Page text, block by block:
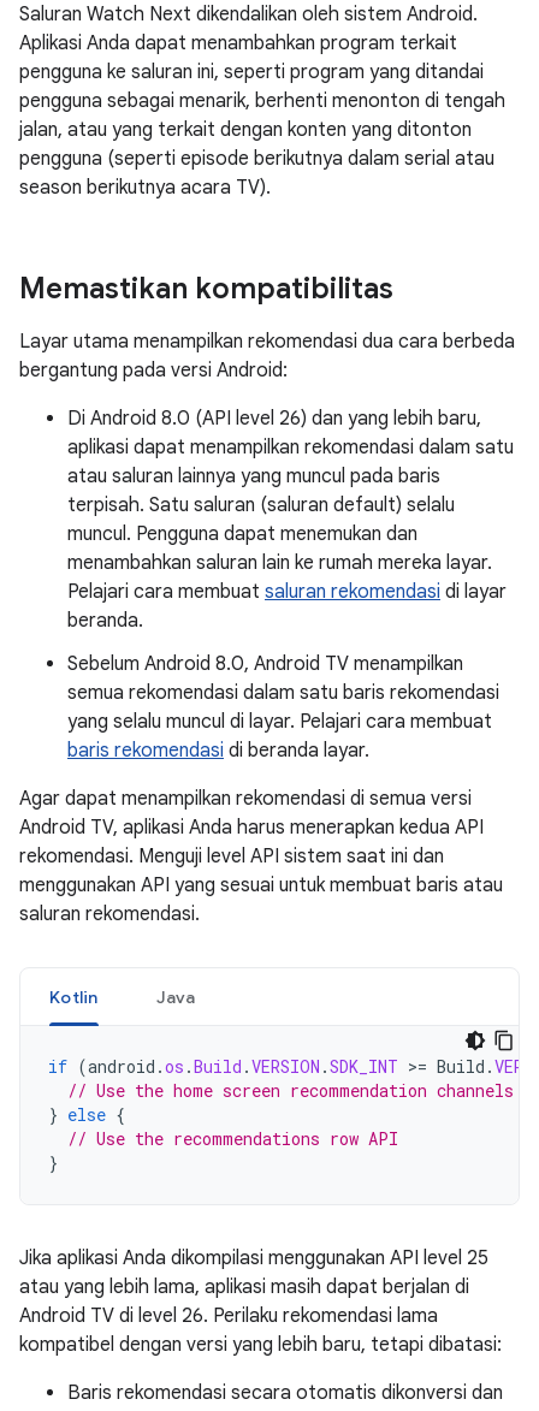
Saluran Watch Next dikendalikan oleh sistem Android.
Aplikasi Anda dapat menambahkan program terkait
pengguna ke saluran ini, seperti program yang ditandai
pengguna sebagai menarik, berhenti menonton di tengah
jalan, atau yang terkait dengan konten yang ditonton
pengguna (seperti episode berikutnya dalam serial atau
season berikutnya acara TV).
Memastikan kompatibilitas
Layar utama menampilkan rekomendasi dua cara berbeda
bergantung pada versi Android:
Di Android 8.0 (API level 26) dan yang lebih baru,
aplikasi dapat menampilkan rekomendasi dalam satu
atau saluran lainnya yang muncul pada baris
terpisah. Satu saluran (saluran default) selalu
muncul. Pengguna dapat menemukan dan
menambahkan saluran lain ke rumah mereka layar.
Pelajari cara membuat saluran rekomendasi di layar
beranda.
Sebelum Android 8.0, Android TV menampilkan
semua rekomendasi dalam satu baris rekomendasi
yang selalu muncul di layar. Pelajari cara membuat
baris rekomendasi di beranda layar.
Agar dapat menampilkan rekomendasi di semua versi
Android TV, aplikasi Anda harus menerapkan kedua API
rekomendasi. Menguji level API sistem saat ini dan
menggunakan API yang sesuai untuk membuat baris atau
saluran rekomendasi.
Kotlin Java
if (android .os .Build .VERSION .SDK_INT >= Build .
// Use the home screen recommendation channels
} else {
// Use the recommendations row API
}
Jika aplikasi Anda dikompilasi menggunakan API level 25
atau yang lebih lama, aplikasi masih dapat berjalan di
Android TV di level 26. Perilaku rekomendasi lama
kompatibel dengan versi yang lebih baru, tetapi dibatasi:
Baris rekomendasi secara otomatis dikonversi dan